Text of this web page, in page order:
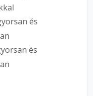
és
és